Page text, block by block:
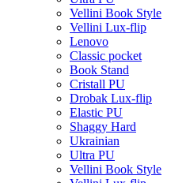
Vellini Book Style
Vellini Lux-flip
Lenovo
Classic pocket
Book Stand
Cristall PU
Drobak Lux-flip
Elastic PU
Shaggy Hard
Ukrainian
Ultra PU
Vellini Book Style